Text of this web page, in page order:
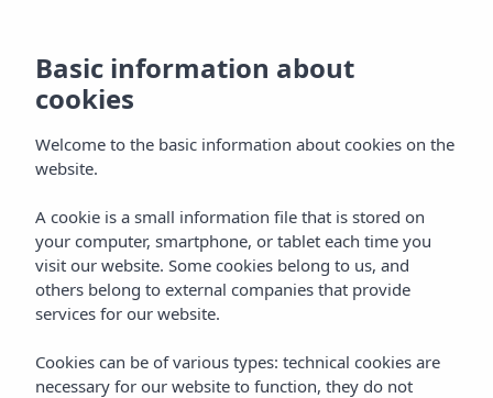
Gastronomie
Vibra Caleta Playa
Appartementen
Basic information about
cookies
Welcome to the basic information about cookies on the
website.
A cookie is a small information file that is stored on
your computer, smartphone, or tablet each time you
visit our website. Some cookies belong to us, and
others belong to external companies that provide
services for our website.
Cookies can be of various types: technical cookies are
necessary for our website to function, they do not